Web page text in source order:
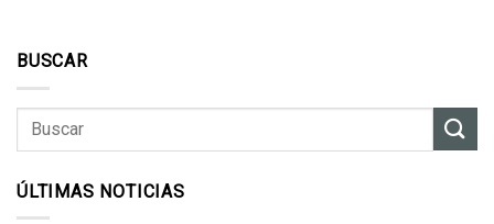
BUSCAR
ÚLTIMAS NOTICIAS